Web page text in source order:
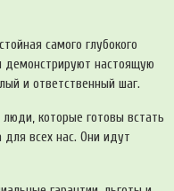
самого глубокого
демонстрируют настоящую
и ответственный шаг.
которые готовы встать
всех нас. Они идут